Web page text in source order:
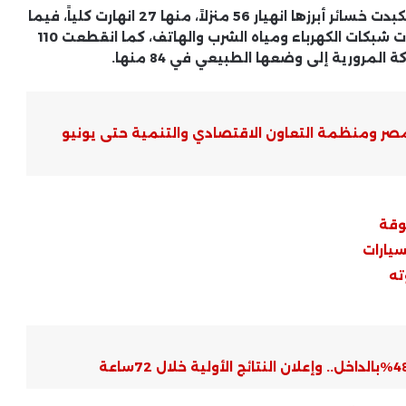
وأوضحت الوزارة أن المناطق المتضررة من الأمطار تكبدت خسائر أبرزها انهيار 56 منزلاً، منها 27 انهارت كلياً، فيما
انهارت 8 منشآت فنية متوسطة كلياً أو جزئياً، وتضررت شبكات الكهرباء ومياه الشرب والهاتف، كما انقطعت 110
إلى وضعها الطبيعي في 84 منها.
ومنظمة التعاون الاقتصادي والتنمية حتى يونيو
أسعار الذهب في الأسواق العربية ..
تحركات يومية وترقب من المستثمرين
الأوضاع الأمنية في العالم العربي ..
التوترات الإقليمية العربية .. أسباب